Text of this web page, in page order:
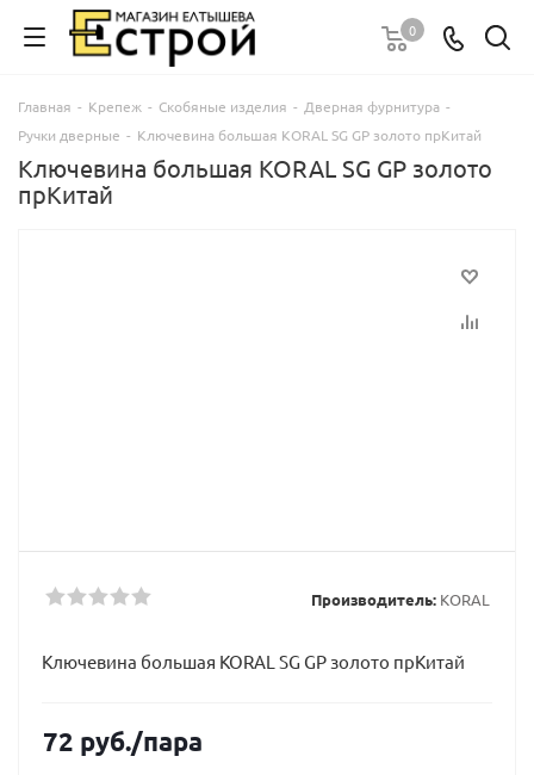
0
Главная - Крепеж - Скобяные изделия - Дверная фурнитура -
Ручки дверные - Ключевина большая KORAL SG GP золото прКитай
Ключевина большая KORAL SG GP золото
прКитай
Производитель: KORAL
Ключевина большая KORAL SG GP золото прКитай
72 руб./пара